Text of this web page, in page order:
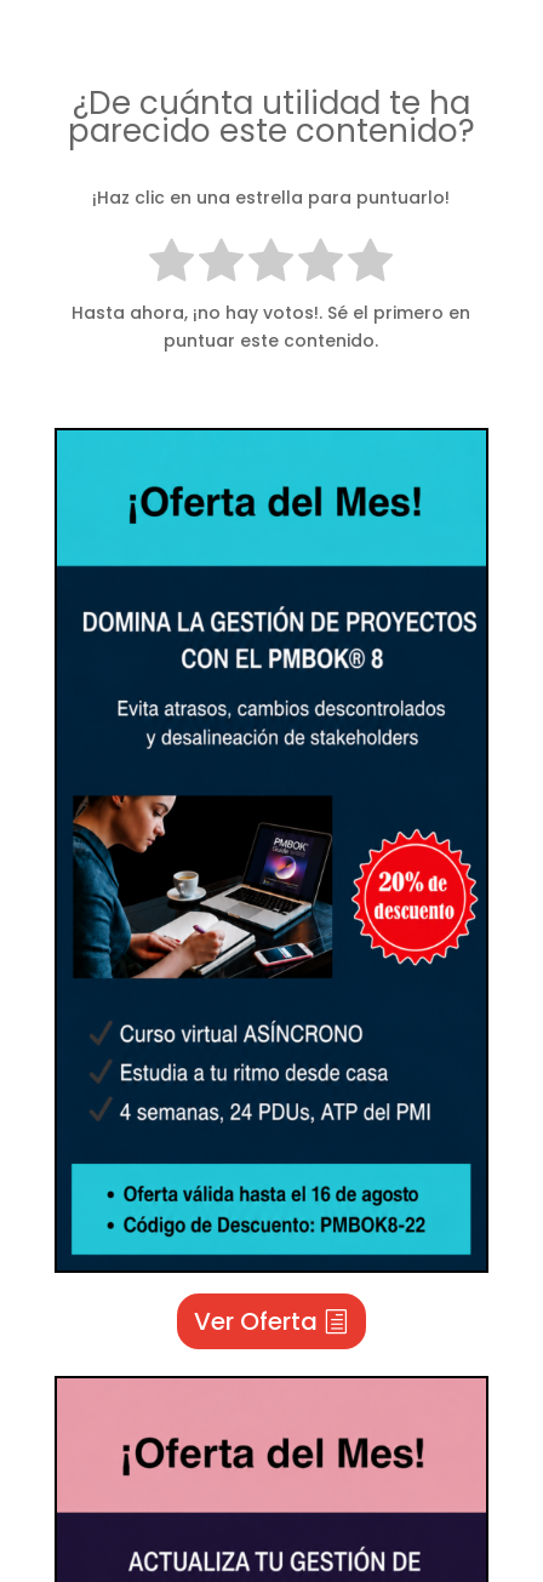
¿De cuánta utilidad te ha
parecido este contenido?
¡Haz clic en una estrella para puntuarlo!
Hasta ahora, ¡no hay votos!. Sé el primero en
puntuar este contenido.
Ver Oferta